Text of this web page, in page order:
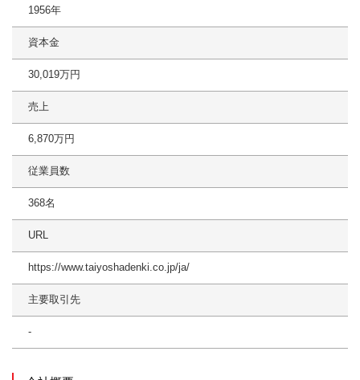
1956年
資本金
30,019万円
売上
6,870万円
従業員数
368名
URL
https://www.taiyoshadenki.co.jp/ja/
主要取引先
-